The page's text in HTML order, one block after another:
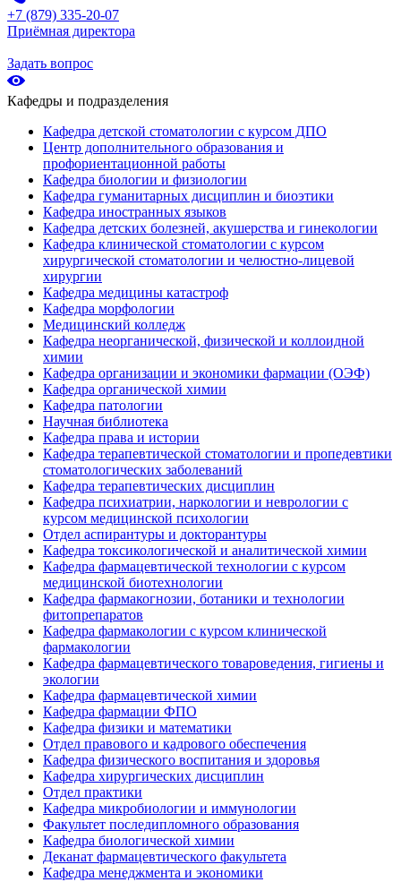
+7 (879) 335-20-07
Приёмная директора
Задать вопрос
Кафедры и подразделения
Кафедра детской стоматологии с курсом ДПО
Центр дополнительного образования и
профориентационной работы
Кафедра биологии и физиологии
Кафедра гуманитарных дисциплин и биоэтики
Кафедра иностранных языков
Кафедра детских болезней, акушерства и гинекологии
Кафедра клинической стоматологии с курсом
хирургической стоматологии и челюстно-лицевой
хирургии
Кафедра медицины катастроф
Кафедра морфологии
Медицинский колледж
Кафедра неорганической, физической и коллоидной
химии
Кафедра организации и экономики фармации (ОЭФ)
Кафедра органической химии
Кафедра патологии
Научная библиотека
Кафедра права и истории
Кафедра терапевтической стоматологии и пропедевтики
стоматологических заболеваний
Кафедра терапевтических дисциплин
Кафедра психиатрии, наркологии и неврологии с
курсом медицинской психологии
Отдел аспирантуры и докторантуры
Кафедра токсикологической и аналитической химии
Кафедра фармацевтической технологии с курсом
медицинской биотехнологии
Кафедра фармакогнозии, ботаники и технологии
фитопрепаратов
Кафедра фармакологии с курсом клинической
фармакологии
Кафедра фармацевтического товароведения, гигиены и
экологии
Кафедра фармацевтической химии
Кафедра фармации ФПО
Кафедра физики и математики
Отдел правового и кадрового обеспечения
Кафедра физического воспитания и здоровья
Кафедра хирургических дисциплин
Отдел практики
Кафедра микробиологии и иммунологии
Факультет последипломного образования
Кафедра биологической химии
Деканат фармацевтического факультета
Кафедра менеджмента и экономики